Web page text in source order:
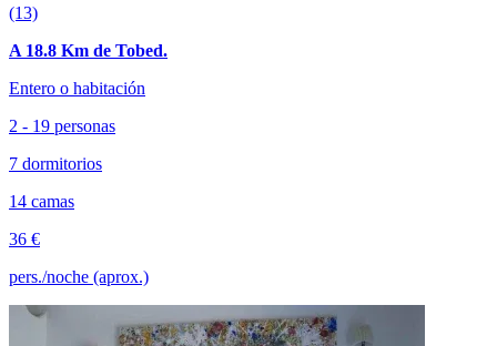
(13)
A 18.8 Km de Tobed.
Entero o habitación
2 - 19 personas
7 dormitorios
14 camas
36 €
pers./noche (aprox.)